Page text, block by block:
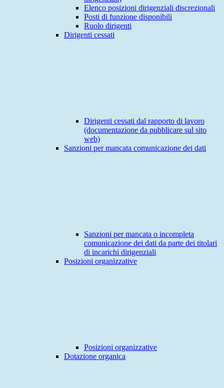
Elenco posizioni dirigenziali discrezionali
Posti di funzione disponibili
Ruolo dirigenti
Dirigenti cessati
Dirigenti cessati dal rapporto di lavoro
(documentazione da pubblicare sul sito
web)
Sanzioni per mancata comunicazione dei dati
Sanzioni per mancata o incompleta
comunicazione dei dati da parte dei titolari
di incarichi dirigenziali
Posizioni organizzative
Posizioni organizzative
Dotazione organica